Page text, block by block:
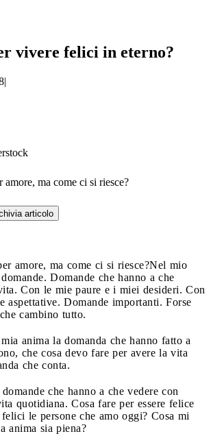
vivere felici in eterno?
|
ma come ci si riesce?
articolo
amore, ma come ci si riesce?Nel mio
Domande che hanno a che
Con le mie paure e i miei desideri. Con
aspettative. Domande importanti. Forse
cambino tutto.
anima la domanda che hanno fatto a
che cosa devo fare per avere la vita
che conta.
che hanno a che vedere con
quotidiana. Cosa fare per essere felice
le persone che amo oggi? Cosa mi
anima sia piena?